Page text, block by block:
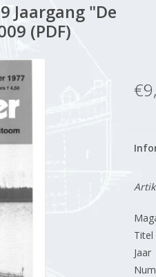
Jaargang "De
(PDF)
Titel
Jaar